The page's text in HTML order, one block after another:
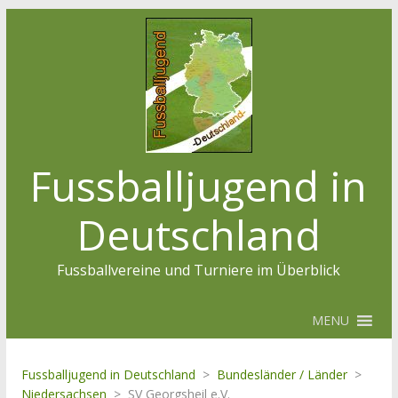
Fussballjugend in
Deutschland
Fussballvereine und Turniere im Überblick
MENU
Fussballjugend in Deutschland > Bundesländer / Länder >
Niedersachsen > SV Georgsheil e.V.